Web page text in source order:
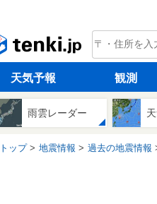
tenki.jp
天気予報 観測
雨雲レーダー
トップ 地震情報 過去の地震情報